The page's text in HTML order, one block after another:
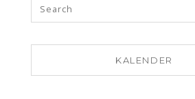
KALENDER